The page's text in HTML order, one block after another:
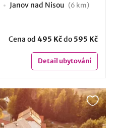
Janov nad Nisou (6 km)
Cena od 495 Kčdo 595 Kč
Detailubytování